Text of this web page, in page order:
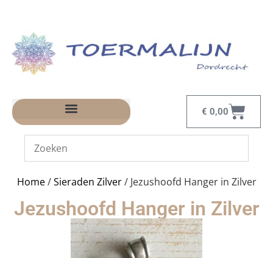
€ 0,00
Home/Sieraden Zilver/ Jezushoofd Hanger in Zilver
Jezushoofd Hanger in Zilver